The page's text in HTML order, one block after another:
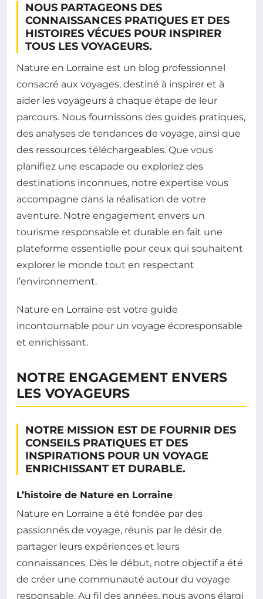
NOUS PARTAGEONS DES
CONNAISSANCES PRATIQUES ET DES
HISTOIRES VÉCUES POUR INSPIRER
TOUS LES VOYAGEURS.
Nature en Lorraine est un blog professionnel
consacré aux voyages, destiné à inspirer et à
aider les voyageurs à chaque étape de leur
parcours. Nous fournissons des guides pratiques,
des analyses de tendances de voyage, ainsi que
des ressources téléchargeables. Que vous
planifiez une escapade ou exploriez des
destinations inconnues, notre expertise vous
accompagne dans la réalisation de votre
aventure. Notre engagement envers un
tourisme responsable et durable en fait une
plateforme essentielle pour ceux qui souhaitent
explorer le monde tout en respectant
l’environnement.
Nature en Lorraine est votre guide
incontournable pour un voyage écoresponsable
et enrichissant.
NOTRE ENGAGEMENT ENVERS
LES VOYAGEURS
NOTRE MISSION EST DE FOURNIR DES
CONSEILS PRATIQUES ET DES
INSPIRATIONS POUR UN VOYAGE
ENRICHISSANT ET DURABLE.
L’histoire de Nature en Lorraine
Nature en Lorraine a été fondée par des
passionnés de voyage, réunis par le désir de
partager leurs expériences et leurs
connaissances. Dès le début, notre objectif a été
de créer une communauté autour du voyage
responsable. Au fil des années, nous avons élargi